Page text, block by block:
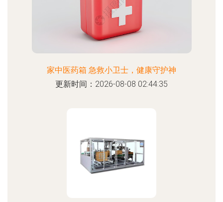
家中医药箱 急救小卫士，健康守护神
更新时间：2026-08-08 02:44:35